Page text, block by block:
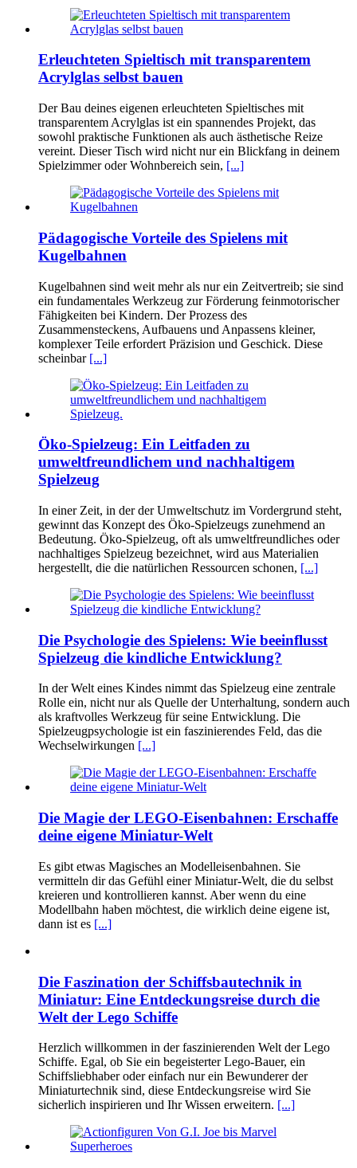
Erleuchteten Spieltisch mit transparentem
Acrylglas selbst bauen
Der Bau deines eigenen erleuchteten Spieltisches mit
transparentem Acrylglas ist ein spannendes Projekt, das
sowohl praktische Funktionen als auch ästhetische Reize
vereint. Dieser Tisch wird nicht nur ein Blickfang in deinem
Spielzimmer oder Wohnbereich sein, [...]
Pädagogische Vorteile des Spielens mit
Kugelbahnen
Kugelbahnen sind weit mehr als nur ein Zeitvertreib; sie sind
ein fundamentales Werkzeug zur Förderung feinmotorischer
Fähigkeiten bei Kindern. Der Prozess des
Zusammensteckens, Aufbauens und Anpassens kleiner,
komplexer Teile erfordert Präzision und Geschick. Diese
scheinbar [...]
Öko-Spielzeug: Ein Leitfaden zu
umweltfreundlichem und nachhaltigem
Spielzeug
In einer Zeit, in der der Umweltschutz im Vordergrund steht,
gewinnt das Konzept des Öko-Spielzeugs zunehmend an
Bedeutung. Öko-Spielzeug, oft als umweltfreundliches oder
nachhaltiges Spielzeug bezeichnet, wird aus Materialien
hergestellt, die die natürlichen Ressourcen schonen, [...]
Die Psychologie des Spielens: Wie beeinflusst
Spielzeug die kindliche Entwicklung?
In der Welt eines Kindes nimmt das Spielzeug eine zentrale
Rolle ein, nicht nur als Quelle der Unterhaltung, sondern auch
als kraftvolles Werkzeug für seine Entwicklung. Die
Spielzeugpsychologie ist ein faszinierendes Feld, das die
Wechselwirkungen [...]
Die Magie der LEGO-Eisenbahnen: Erschaffe
deine eigene Miniatur-Welt
Es gibt etwas Magisches an Modelleisenbahnen. Sie
vermitteln dir das Gefühl einer Miniatur-Welt, die du selbst
kreieren und kontrollieren kannst. Aber wenn du eine
Modellbahn haben möchtest, die wirklich deine eigene ist,
dann ist es [...]
Die Faszination der Schiffsbautechnik in
Miniatur: Eine Entdeckungsreise durch die
Welt der Lego Schiffe
Herzlich willkommen in der faszinierenden Welt der Lego
Schiffe. Egal, ob Sie ein begeisterter Lego-Bauer, ein
Schiffsliebhaber oder einfach nur ein Bewunderer der
Miniaturtechnik sind, diese Entdeckungsreise wird Sie
sicherlich inspirieren und Ihr Wissen erweitern. [...]